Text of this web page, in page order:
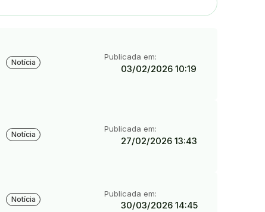
Tipo:
Notícia
Publicada em:
03/02/2026 10:19
Tipo:
Notícia
Publicada em:
27/02/2026 13:43
Tipo:
Notícia
Publicada em:
30/03/2026 14:45